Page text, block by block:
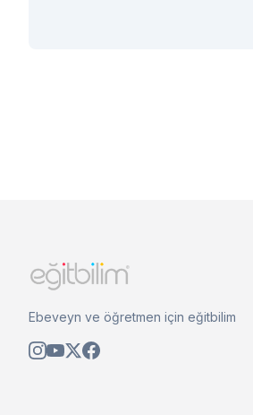
Ebeveyn ve öğretmen için eğitbilim